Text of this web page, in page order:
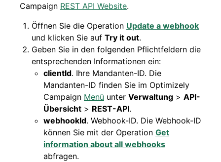
Campaign REST API Website.
Öffnen Sie die Operation Update a webhook
und klicken Sie auf Try it out.
Geben Sie in den folgenden Pflichtfeldern die
entsprechenden Informationen ein:
clientId. Ihre Mandanten-ID. Die
Mandanten-ID finden Sie im Optimizely
Campaign Menü unter Verwaltung > API-
Übersicht > REST-API.
webhookId. Webhook-ID. Die Webhook-ID
können Sie mit der Operation Get
information about all webhooks
abfragen.